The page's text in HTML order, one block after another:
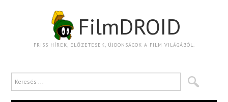
FilmDROID
FRISS HÍREK, ELŐZETESEK, ÚJDONSÁGOK A FILM VILÁGÁBÓL.